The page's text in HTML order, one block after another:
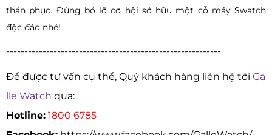
thán phục. Đừng bỏ lỡ cơ hội sở hữu một cỗ máy Swatch
độc đáo nhé!
-----------------------------------------------------------
Để được tư vấn cụ thể, Quý khách hàng liên hệ tới Ga
lle Watch qua:
Hotline: 1800 6785